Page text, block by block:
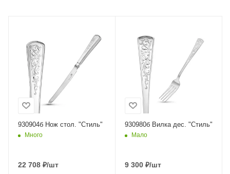
930904б Нож стол. "Стиль"
Много
22 708 ₽/шт
930980б Вилка дес. "Стиль"
Мало
9 300 ₽/шт